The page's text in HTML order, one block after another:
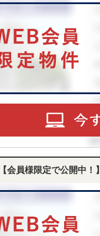
【会員様限定で公開中！】